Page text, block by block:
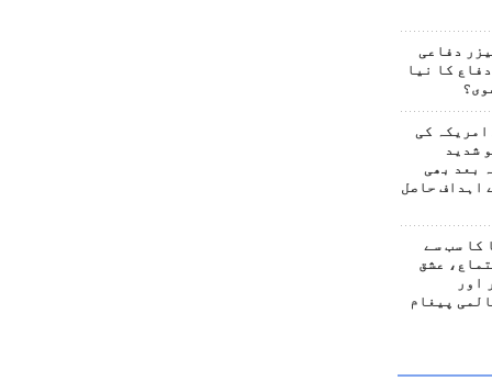
دفاعی
کا نیا
امریکہ کی
شدید
بعد بھی
اہداف حاصل
کا سب سے
عشق
اور
پیغام